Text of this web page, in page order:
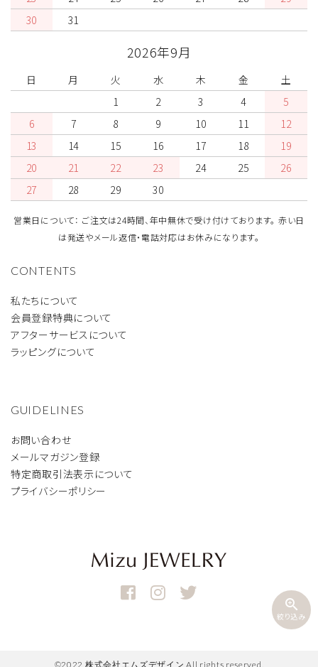
zoom_in
絞り込み
CONTENTS
私たちについて
会員登録特典について
アフターサービスについて
ラッピングについて
GUIDELINES
お問い合わせ
メールマガジン登録
特定商取引法表示について
プライバシーポリシー
30
31
2026年9月
日 月 火 水 木 金
土
1
2 3 4
5
6
7 8 9 10 11
12
13
14 15 16 17 18
19
20
21 22 23 24 25
26
27
28 29 30
営業日について： ご注文は24時間、年中無休で受け付けております。 赤い日
は発送やメール返信・電話対応はお休みになります。
©2022 株式会社エムズデザイン All rights reserved.